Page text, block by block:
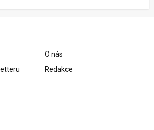
O nás
Redakce